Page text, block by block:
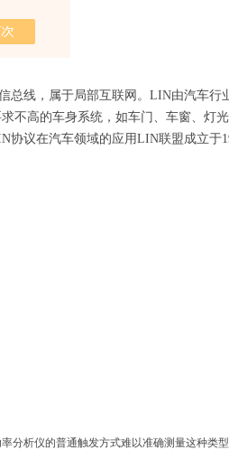
线，属于局部互联网。LIN由汽车行
不高的车身系统，如车门、车窗、灯
议在汽车领域的应用LIN联盟成立于
分析仪的普通触发方式难以准确测量这种类